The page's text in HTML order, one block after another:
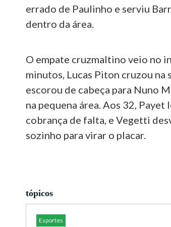
errado de Paulinho e serviu
dentro da área.
O empate cruzmaltino veio no
minutos, Lucas Piton cruzou na
escorou de cabeça para Nuno
na pequena área. Aos 32, Payet
cobrança de falta, e Vegetti
sozinho para virar o placar.
tópicos
Esportes